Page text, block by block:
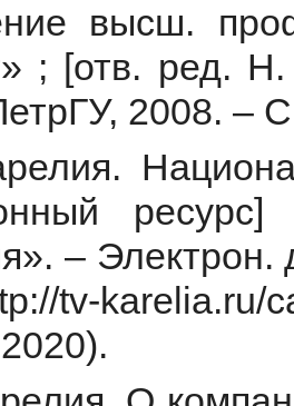
высш.
; [отв. ред.
2008. –
– Электрон.
tv-karelia.ru/